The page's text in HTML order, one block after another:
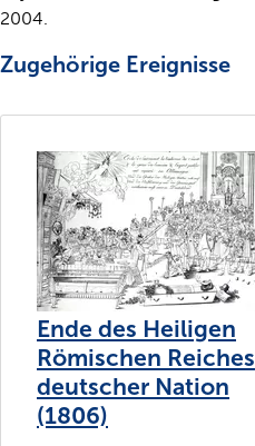
2004.
Zugehörige Ereignisse
Ende des Heiligen
Römischen Reiches
deutscher Nation
(1806)